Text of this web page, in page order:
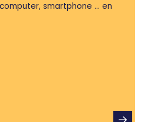
smartphone ... en